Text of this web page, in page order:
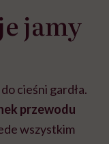
jamy
cieśni gardła.
przewodu
wszystkim